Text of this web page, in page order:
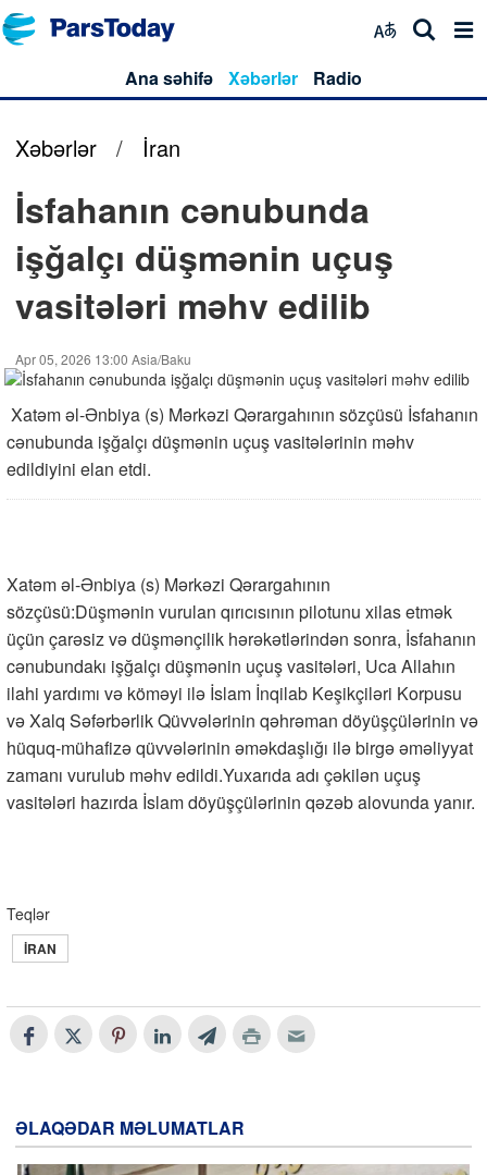
Ana səhifə Xəbərlər Radio
Xəbərlər / İran
İsfahanın cənubunda
işğalçı düşmənin uçuş
vasitələri məhv edilib
Apr 05, 2026 13:00 Asia/Baku
Xatəm əl-Ənbiya (s) Mərkəzi Qərargahının sözçüsü İsfahanın
cənubunda işğalçı düşmənin uçuş vasitələrinin məhv
edildiyini elan etdi.
Xatəm əl-Ənbiya (s) Mərkəzi Qərargahının
sözçüsü:Düşmənin vurulan qırıcısının pilotunu xilas etmək
üçün çarəsiz və düşmənçilik hərəkətlərindən sonra, İsfahanın
cənubundakı işğalçı düşmənin uçuş vasitələri, Uca Allahın
ilahi yardımı və köməyi ilə İslam İnqilab Keşikçiləri Korpusu
və Xalq Səfərbərlik Qüvvələrinin qəhrəman döyüşçülərinin və
hüquq-mühafizə qüvvələrinin əməkdaşlığı ilə birgə əməliyyat
zamanı vurulub məhv edildi.Yuxarıda adı çəkilən uçuş
vasitələri hazırda İslam döyüşçülərinin qəzəb alovunda yanır.
Teqlər
İRAN
ƏLAQƏDAR MƏLUMATLAR